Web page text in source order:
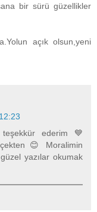
bir sürü güzellikler
açık olsun,yeni
ederim 💙
😊 Moralimin
yazılar okumak